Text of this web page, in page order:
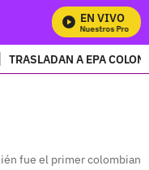
EN VIVO
Mira Todos Nuestros
TRASLADAN A EPA
fue el primer